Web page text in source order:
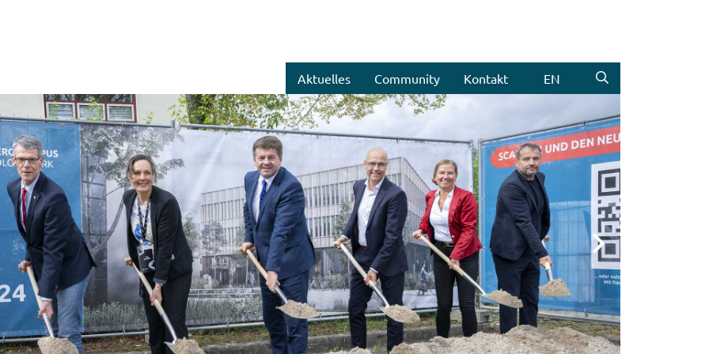
Aktuelles
Community Kontakt EN
Weiter